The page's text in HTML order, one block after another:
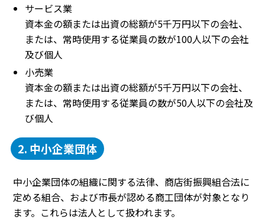
サービス業
資本金の額または出資の総額が5千万円以下の会社、
または、常時使用する従業員の数が100人以下の会社
及び個人
小売業
資本金の額または出資の総額が5千万円以下の会社、
または、常時使用する従業員の数が50人以下の会社及
び個人
2. 中小企業団体
中小企業団体の組織に関する法律、商店街振興組合法に
定める組合、および市長が認める商工団体が対象となり
ます。これらは法人として扱われます。